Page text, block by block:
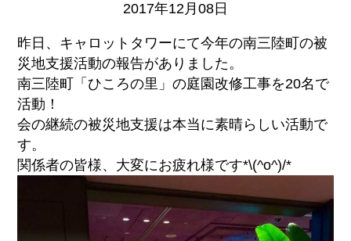
2017年12月08日
昨日、キャロットタワーにて今年の南三陸町の被
災地支援活動の報告がありました。
南三陸町「ひころの里」の庭園改修工事を20名で
活動！
会の継続の被災地支援は本当に素晴らしい活動で
す。
関係者の皆様、大変にお疲れ様です*\(^o^)/*